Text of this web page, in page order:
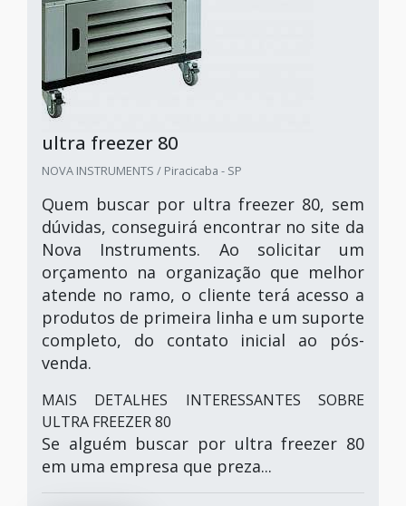
ultra freezer 80
NOVA INSTRUMENTS / Piracicaba - SP
Quem buscar por ultra freezer 80, sem
dúvidas, conseguirá encontrar no site da
Nova Instruments. Ao solicitar um
orçamento na organização que melhor
atende no ramo, o cliente terá acesso a
produtos de primeira linha e um suporte
completo, do contato inicial ao pós-
venda.
MAIS DETALHES INTERESSANTES SOBRE
ULTRA FREEZER 80
Se alguém buscar por ultra freezer 80
em uma empresa que preza...